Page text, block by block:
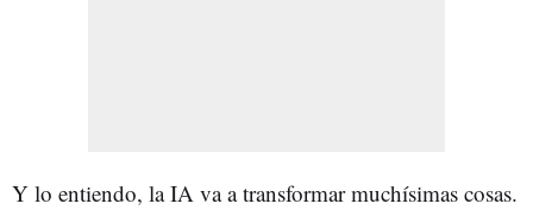
Y lo entiendo, la IA va a transformar muchísimas cosas.